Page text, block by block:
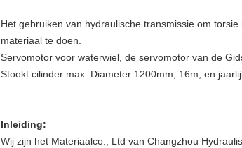
Het gebruiken van hydraulische transmissie om
materiaal te doen.
Servomotor voor waterwiel, de servomotor van de
Stookt cilinder max. Diameter 1200mm, 16m, en
Inleiding:
Wij zijn het Materiaalco., Ltd van Changzhou